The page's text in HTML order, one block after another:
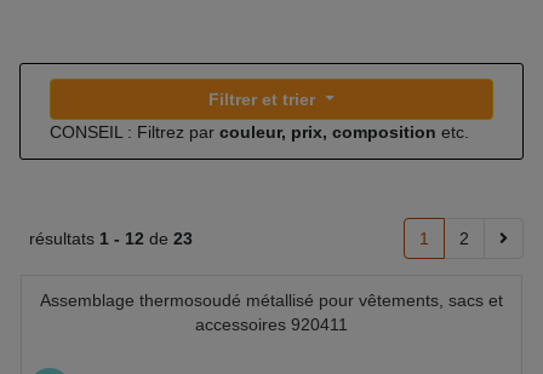
Filtrer et trier
CONSEIL : Filtrez par couleur, prix, composition etc.
résultats 1 - 12 de 23 1 2
Assemblage thermosoudé métallisé pour vêtements, sacs et
accessoires 920411